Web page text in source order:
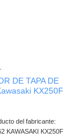
DE TAPA DE
KX250F
del fabricante:
KAWASAKI KX250F